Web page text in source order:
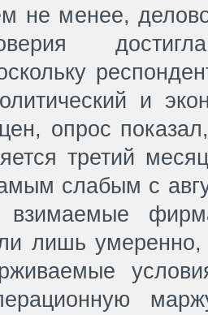
не менее,
достигла
и
опрос
третий
слабым с
взимаемые
лишь умеренно,